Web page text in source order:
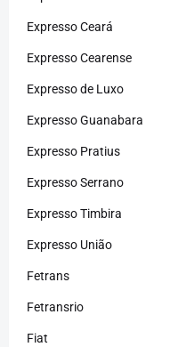
Expresso Ceará
Expresso Cearense
Expresso de Luxo
Expresso Guanabara
Expresso Pratius
Expresso Serrano
Expresso Timbira
Expresso União
Fetrans
Fetransrio
Fiat